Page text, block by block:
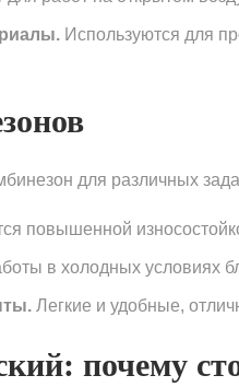
Используются для
для различных
повышенной
в холодных условиях
Легкие и удобные,
почему